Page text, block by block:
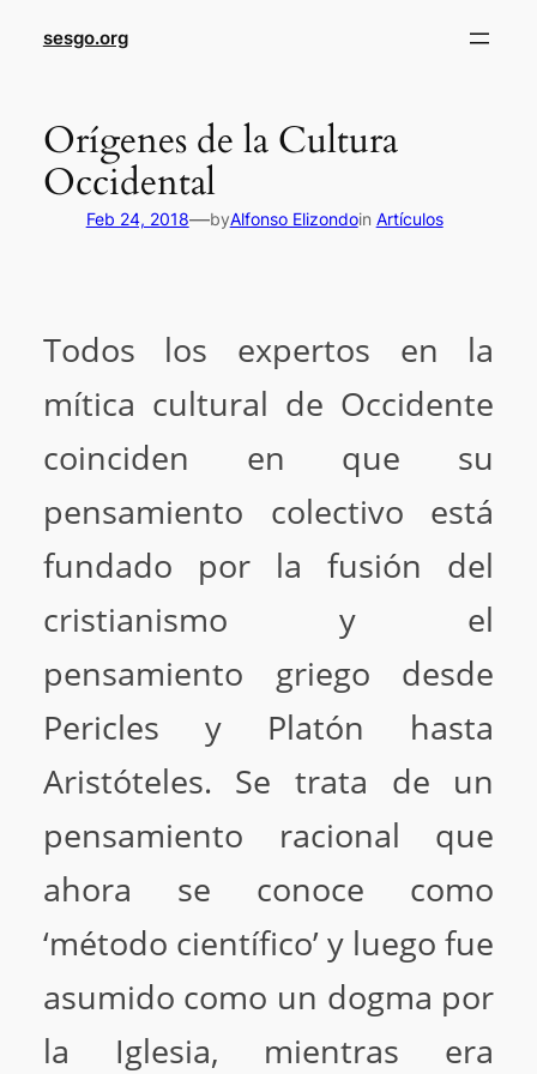
sesgo.org
Orígenes de la Cultura
Occidental
Feb 24, 2018—byAlfonso Elizondoin Artículos
Todos los expertos en la
mítica cultural de Occidente
coinciden en que su
pensamiento colectivo está
fundado por la fusión del
cristianismo y el
pensamiento griego desde
Pericles y Platón hasta
Aristóteles. Se trata de un
pensamiento racional que
ahora se conoce como
‘método científico’ y luego fue
asumido como un dogma por
la Iglesia, mientras era